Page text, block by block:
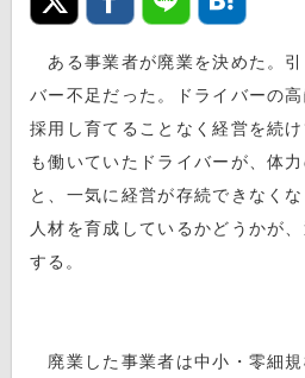
ある事業者が廃業を決めた。
バー不足だった。ドライバーの
採用し育てることなく経営を続
も働いていたドライバーが、体
と、一気に経営が存続できなく
人材を育成しているかどうかが
する。
廃業した事業者は中小・零細